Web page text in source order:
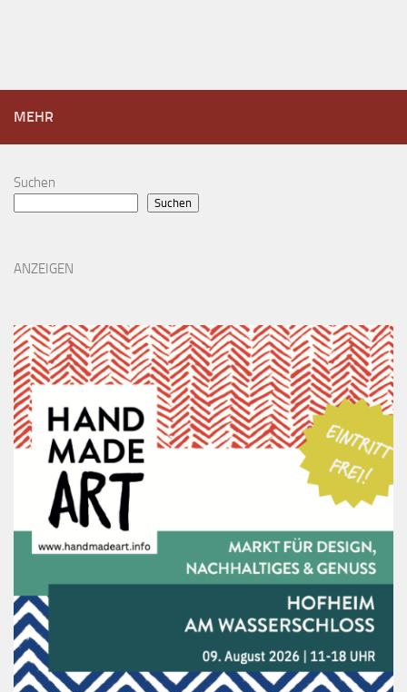
MEHR
Suchen
Suchen
ANZEIGEN